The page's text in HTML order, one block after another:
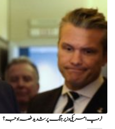
ٹرمپ امریکی وزیر جنگ پر شدید غصہ؛ وجہ ؟